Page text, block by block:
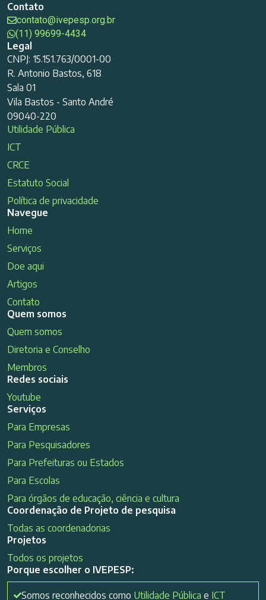
Contato
contato@ivepesp.org.br
(11) 99699-4434
Legal
CNPJ: 15.151.763/0001-00
R. Antonio Bastos, 618
Sala 01
Vila Bastos - Santo André
09040-220
Utilidade Pública
ICT
CRCE
Estatuto Social
Política de privacidade
Navegue
Home
Serviços
Doe aqui
Artigos
Contato
Quem somos
Quem somos
Diretoria e Conselho
Membros
Redes sociais
Youtube
Serviços
Para Empresas
Para Pesquisadores
Para Prefeituras ou Estados
Para Escolas
Para órgãos de educação, ciência e cultura
Coordenação de Projeto de pesquisa
Todas as coordenadorias
Projetos
Todos os projetos
Porque escolher o IVEPESP:
Somos reconhecidos como Utilidade Pública e ICT